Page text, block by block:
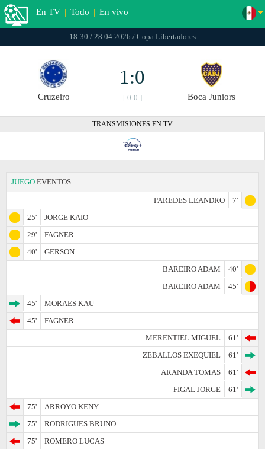
En TV | Todo | En vivo
18:30 / 28.04.2026 / Copa Libertadores
Cruzeiro
1:0
[ 0:0 ] Boca Juniors
TRANSMISIONES EN TV
JUEGO EVENTOS
PAREDES LEANDRO
7'
25'
JORGE KAIO
29'
FAGNER
40'
GERSON
BAREIRO ADAM
40'
BAREIRO ADAM
45'
45'
MORAES KAU
45'
FAGNER
MERENTIEL MIGUEL
61'
ZEBALLOS EXEQUIEL
61'
ARANDA TOMAS
61'
FIGAL JORGE
61'
75'
ARROYO KENY
75'
RODRIGUES BRUNO
75'
ROMERO LUCAS